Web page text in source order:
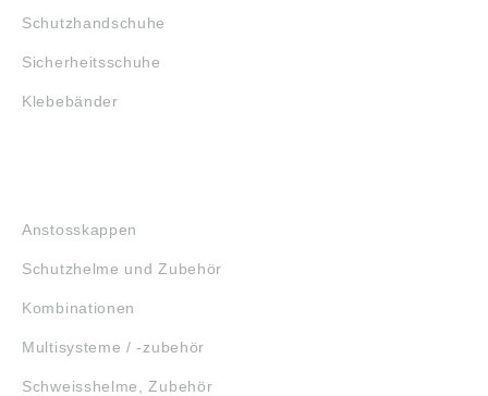
Schutzhandschuhe
Sicherheitsschuhe
Klebebänder
Anstosskappen
Schutzhelme und Zubehör
Kombinationen
Multisysteme / -zubehör
Schweisshelme, Zubehör